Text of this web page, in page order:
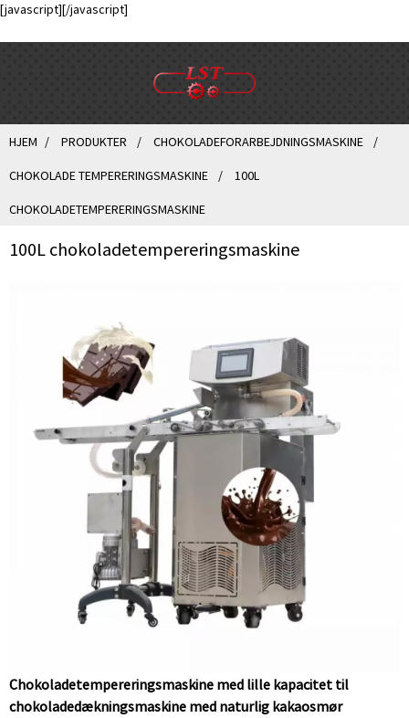
[javascript][/javascript]
HJEM PRODUKTER CHOKOLADEFORARBEJDNINGSMASKINE
CHOKOLADE TEMPERERINGSMASKINE 100L
CHOKOLADETEMPERERINGSMASKINE
100L chokoladetempereringsmaskine
Chokoladetempereringsmaskine med lille kapacitet til
chokoladedækningsmaskine med naturlig kakaosmør